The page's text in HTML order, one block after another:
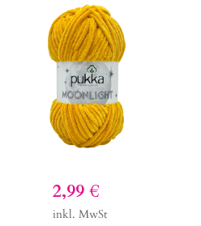
2,99 €
inkl. MwSt